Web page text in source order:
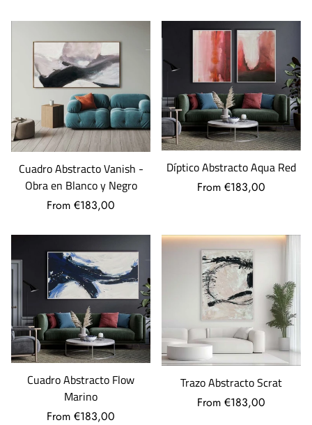
Cuadro Abstracto Vanish -
Obra en Blanco y Negro
From €183,00
Díptico Abstracto Aqua Red
From €183,00
Cuadro Abstracto Flow
Marino
From €183,00
Trazo Abstracto Scrat
From €183,00